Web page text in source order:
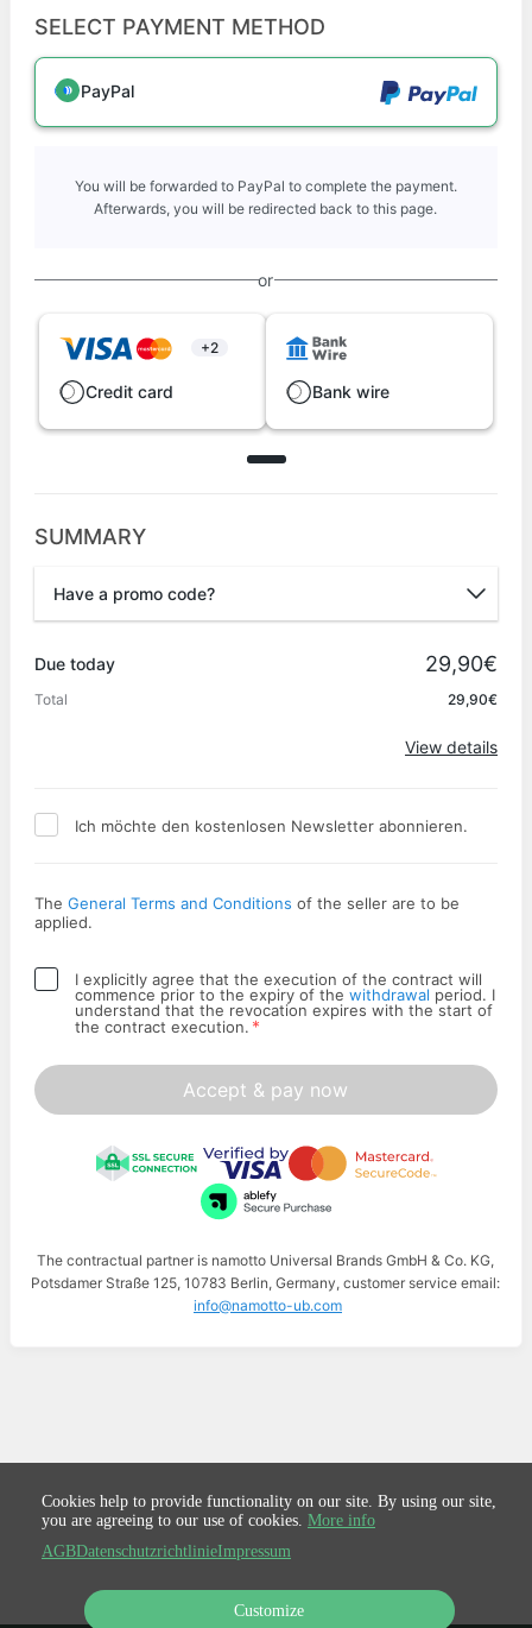
SELECT PAYMENT METHOD
PayPal
You will be forwarded to PayPal to complete the payment.
Afterwards, you will be redirected back to this page.
or
+2
Credit card Bank wire
SUMMARY
Have a promo code?
Due today 29,90€
Total 29,90€
View details
Ich möchte den kostenlosen Newsletter abonnieren.
The General Terms and Conditions of the seller are to be
applied.
I explicitly agree that the execution of the contract will
commence prior to the expiry of the withdrawal period. I
understand that the revocation expires with the start of
the contract execution. *
Accept & pay now
The contractual partner is namotto Universal Brands GmbH & Co. KG,
Potsdamer Straße 125, 10783 Berlin, Germany, customer service email:
info@namotto-ub.com
Cookies help to provide functionality on our site. By using our site,
you are agreeing to our use of cookies. More info
AGBDatenschutzrichtlinieImpressum
Customize